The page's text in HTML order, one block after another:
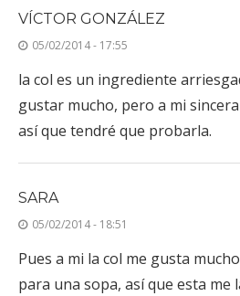
VÍCTOR GONZÁLEZ
05/02/2014 - 17:55
la col es un ingrediente
gustar mucho, pero a mi
así que tendré que probarla.
SARA
05/02/2014 - 18:51
Pues a mi la col me gusta
para una sopa, así que esta me